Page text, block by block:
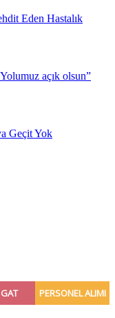
Eden Hastalık
açık olsun”
Geçit Yok